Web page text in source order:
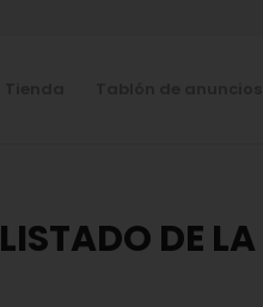
LISTADO DE